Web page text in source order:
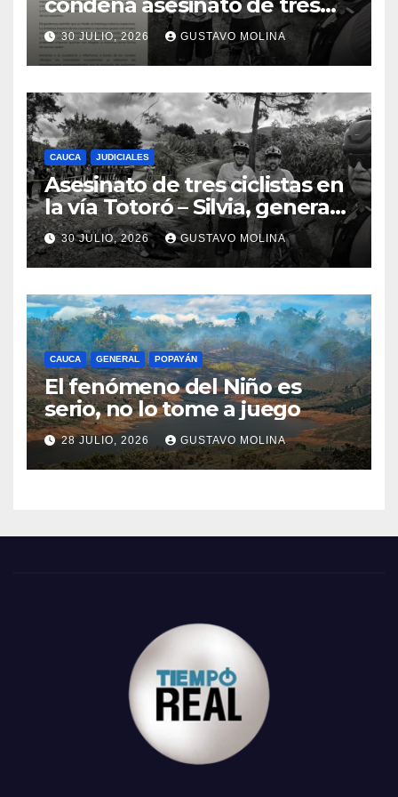
condena asesinato de tres
ciudadanos y exige medidas
urgentes al Gobierno
Nacional
30 JULIO, 2026 GUSTAVO MOLINA
CAUCA JUDICIALES
Asesinato de tres ciclistas en
la vía Totoró – Silvia, genera
consternación en el Cauca
30 JULIO, 2026 GUSTAVO MOLINA
CAUCA GENERAL POPAYÁN
El fenómeno del Niño es
serio, no lo tome a juego
28 JULIO, 2026 GUSTAVO MOLINA